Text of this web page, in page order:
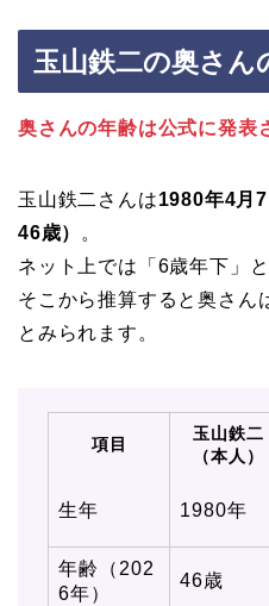
玉山鉄二の奥さん
奥さんの年齢は公式に発表
玉山鉄二さんは1980年4月
46歳）
。
ネット上では「6歳年下」
そこから推算すると奥さん
とみられます。
項目
玉山鉄二
（本人）
生年 1980年
年齢（202
6年）
46歳